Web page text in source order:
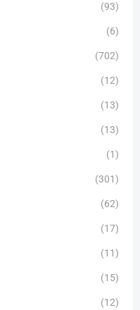
(93)
(6)
(702)
(12)
(13)
(13)
(1)
(301)
(62)
(17)
(11)
(15)
(12)